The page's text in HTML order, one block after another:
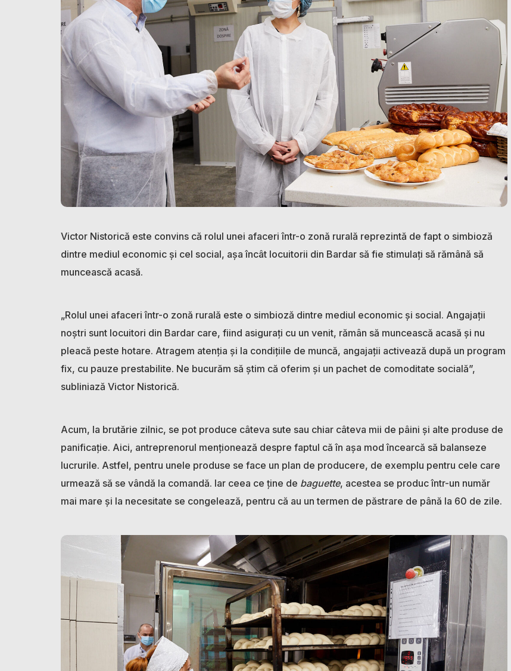
Victor Nistorică este convins că rolul unei afaceri într-o zonă rurală reprezintă de fapt o simbioză
dintre mediul economic și cel social, așa încât locuitorii din Bardar să fie stimulați să rămână să
muncească acasă.
„Rolul unei afaceri într-o zonă rurală este o simbioză dintre mediul economic și social. Angajații
noștri sunt locuitori din Bardar care, fiind asigurați cu un venit, rămân să muncească acasă și nu
pleacă peste hotare. Atragem atenția și la condițiile de muncă, angajații activează după un program
fix, cu pauze prestabilite. Ne bucurăm să știm că oferim și un pachet de comoditate socială”,
subliniază Victor Nistorică.
Acum, la brutărie zilnic, se pot produce câteva sute sau chiar câteva mii de pâini și alte produse de
panificație. Aici, antreprenorul menționează despre faptul că în așa mod încearcă să balanseze
lucrurile. Astfel, pentru unele produse se face un plan de producere, de exemplu pentru cele care
urmează să se vândă la comandă. Iar ceea ce ține de baguette, acestea se produc într-un număr
mai mare și la necesitate se congelează, pentru că au un termen de păstrare de până la 60 de zile.